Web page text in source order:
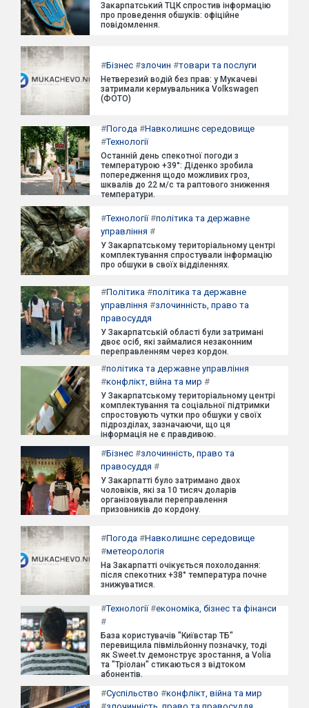
Закарпатський ТЦК спростив інформацію
про проведення обшуків: офіційне
повідомлення.
#Бізнес #злочин #товари та послуги
Нетверезий водій без прав: у Мукачеві
затримали кермувальника Volkswagen
(ФОТО)
#Погода #Навколишнє середовище
#Технології
Останній день спекотної погоди з
температурою +39°: Діденко зробила
попередження щодо можливих гроз,
шквалів до 22 м/с та раптового зниження
температури.
#Технології#політика та державне
управління #
У Закарпатському територіальному центрі
комплектування спростували інформацію
про обшуки в своїх відділеннях.
#Політика #політика та державне
управління #злочинність, право та
правосуддя
У Закарпатській області були затримані
двоє осіб, які займалися незаконним
переправленням через кордон.
#політика та державне управління
#конфлікт, війна та мир #
У Закарпатському територіальному центрі
комплектування та соціальної підтримки
спростовують чутки про обшуки у своїх
підрозділах, зазначаючи, що ця
інформація не є правдивою.
#Бізнес #злочинність, право та
правосуддя #
У Закарпатті було затримано двох
чоловіків, які за 10 тисяч доларів
організовували переправлення
призовників до кордону.
#Погода #Навколишнє середовище
#метеорологія
На Закарпатті очікується похолодання:
після спекотних +38° температура почне
знижуватися.
#Технології#економіка, бізнес та фінанси
#
База користувачів "Київстар ТБ"
перевищила півмільйонну позначку, тоді
як Sweet.tv демонструє зростання, а Volia
та "Тріолан" стикаються з відтоком
абонентів.
#Суспільство #конфлікт, війна та мир